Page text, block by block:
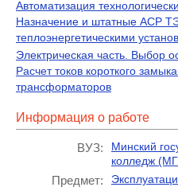
Автоматизация
Назначение и штатные АСР
теплоэнергетическими
Электрическая часть. Выбор
Расчет токов короткого
трансформаторов
Информация о работе
ВУЗ:
Минский
колледж
Предмет: